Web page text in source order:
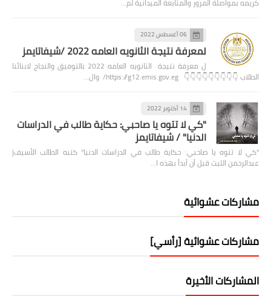
كريمه بمواصلة المرور والمتابعة الميدانية لم…
06 أغسطس 2022
لمعرفة نتيجة الثانويه العامه 2022 /شيفاتايمز
ل معرفة نتيجة الثانويه العامه 2022 بالتوفيق والنجاح لابنائنا
الطلاب 👇👇👇👇👇👇👇👇👇 https://g12.emis.gov.eg/ وال…
14 أكتوبر 2022
"كي لا تتوه يا صاحبي: حكاية طالب في الدراسات
الدنيا" / شيفاتايمز
"كي لا تتوه يا صاحبي: حكاية طالب في الدراسات الدنيا" كتبه الطالب الأسيف|
عبدالرحمن الليث قبل أن أبدأ بهذه ا…
مشاركات عشوائية
مشاركات عشوائية [رأسي]
المشاركات الأخيرة